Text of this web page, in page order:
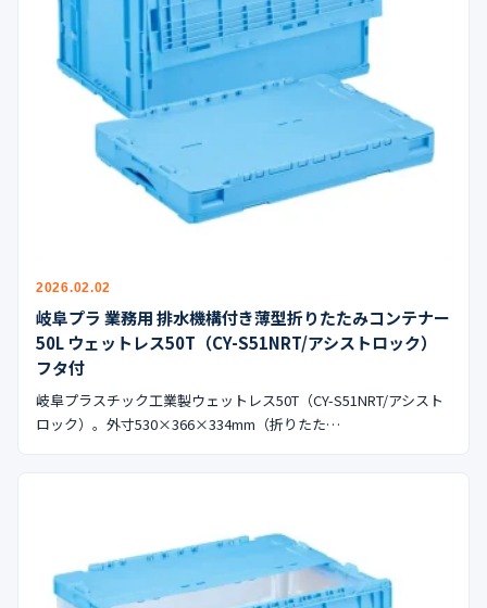
2026.02.02
岐阜プラ 業務用 排水機構付き薄型折りたたみコンテナー
50L ウェットレス50T（CY-S51NRT/アシストロック）
フタ付
岐阜プラスチック工業製ウェットレス50T（CY-S51NRT/アシスト
ロック）。外寸530×366×334mm（折りたた…